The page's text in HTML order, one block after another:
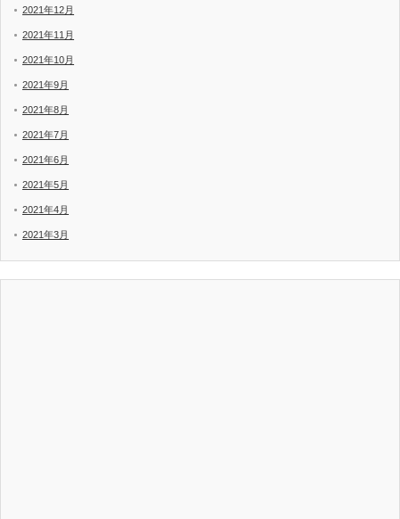
2021年12月
2021年11月
2021年10月
2021年9月
2021年8月
2021年7月
2021年6月
2021年5月
2021年4月
2021年3月